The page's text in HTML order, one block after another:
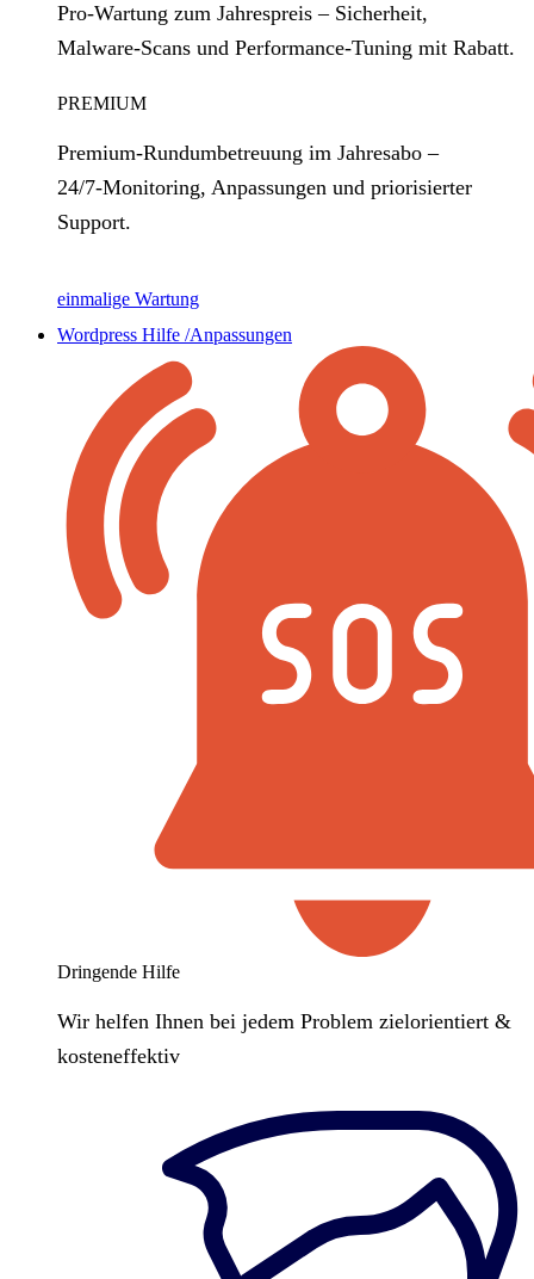
Pro‑Wartung zum Jahrespreis – Sicherheit,
Malware‑Scans und Performance‑Tuning mit Rabatt.
PREMIUM
Premium‑Rundumbetreuung im Jahresabo –
24/7‑Monitoring, Anpassungen und priorisierter
Support.
einmalige Wartung
Wordpress Hilfe /Anpassungen
Dringende Hilfe
Wir helfen Ihnen bei jedem Problem zielorientiert &
kosteneffektiv